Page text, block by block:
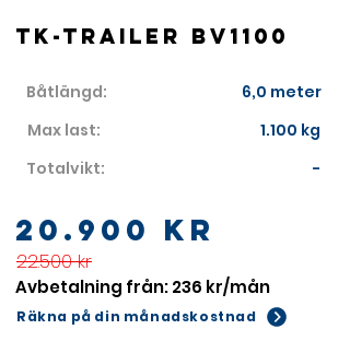
TK-Trailer BV1100
Båtlängd:
6,0 meter
Max last:
1.100 kg
Totalvikt:
-
20.900 kr
22.500 kr
Avbetalning från: 236 kr/mån
Räkna på din månadskostnad